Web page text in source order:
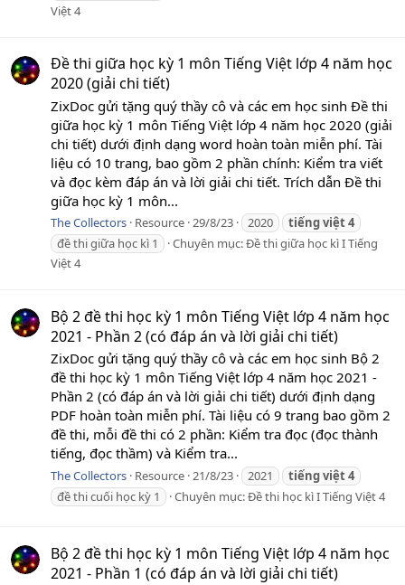
Việt 4
Đề thi giữa học kỳ 1 môn Tiếng Việt lớp 4 năm học
2020 (giải chi tiết)
ZixDoc gửi tặng quý thầy cô và các em học sinh Đề thi
giữa học kỳ 1 môn Tiếng Việt lớp 4 năm học 2020 (giải
chi tiết) dưới định dạng word hoàn toàn miễn phí. Tài
liệu có 10 trang, bao gồm 2 phần chính: Kiểm tra viết
và đọc kèm đáp án và lời giải chi tiết. Trích dẫn Đề thi
giữa học kỳ 1 môn...
The Collectors Resource 29/8/23 2020 tiếngviệt4
đề thi giữa học kì 1
Chuyên mục:Đề thi giữa học kì I Tiếng
Việt 4
Bộ 2 đề thi học kỳ 1 môn Tiếng Việt lớp 4 năm học
2021 - Phần 2 (có đáp án và lời giải chi tiết)
ZixDoc gửi tặng quý thầy cô và các em học sinh Bộ 2
đề thi học kỳ 1 môn Tiếng Việt lớp 4 năm học 2021 -
Phần 2 (có đáp án và lời giải chi tiết) dưới định dạng
PDF hoàn toàn miễn phí. Tài liệu có 9 trang bao gồm 2
đề thi, mỗi đề thi có 2 phần: Kiểm tra đọc (đọc thành
tiếng, đọc thầm) và Kiểm tra...
The Collectors Resource 21/8/23 2021 tiếngviệt4
đề thi cuối học kỳ 1
Chuyên mục:Đề thi học kì I Tiếng Việt 4
Bộ 2 đề thi học kỳ 1 môn Tiếng Việt lớp 4 năm học
2021 - Phần 1 (có đáp án và lời giải chi tiết)